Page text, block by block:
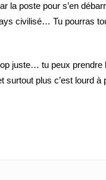
la poste pour s’en
civilisé… Tu pourras
juste… tu peux prendre
surtout plus c’est lourd à